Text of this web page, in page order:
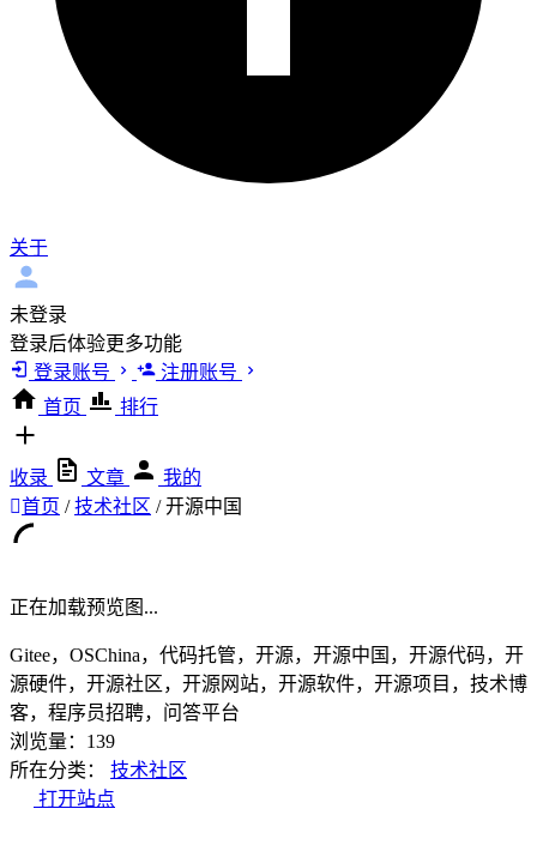
关于
未登录
登录后体验更多功能
登录账号
注册账号
首页
排行
收录 文章
我的
首页 / 技术社区 / 开源中国
正在加载预览图...
Gitee，OSChina，代码托管，开源，开源中国，开源代码，开
源硬件，开源社区，开源网站，开源软件，开源项目，技术博
客，程序员招聘，问答平台
浏览量：139
所在分类：
技术社区
打开站点